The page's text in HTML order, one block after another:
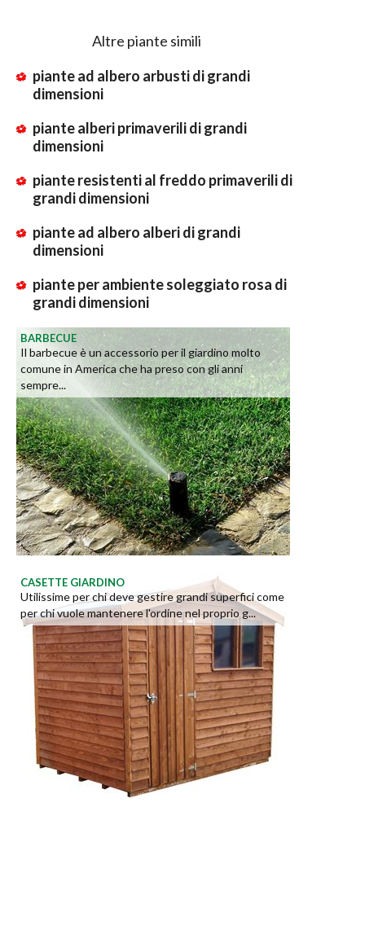
Altre piante simili
piante ad albero arbusti di grandi
dimensioni
piante alberi primaverili di grandi
dimensioni
piante resistenti al freddo primaverili di
grandi dimensioni
piante ad albero alberi di grandi
dimensioni
piante per ambiente soleggiato rosa di
grandi dimensioni
BARBECUE
Il barbecue è un accessorio per il giardino molto
comune in America che ha preso con gli anni
sempre...
CASETTE GIARDINO
Utilissime per chi deve gestire grandi superfici come
per chi vuole mantenere l'ordine nel proprio g...